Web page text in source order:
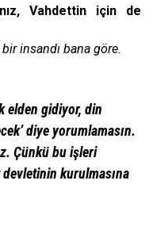
Vahdettin için de
insandı bana göre.
elden gidiyor, din
diye yorumlamasın.
Çünkü bu işleri
kurulmasına